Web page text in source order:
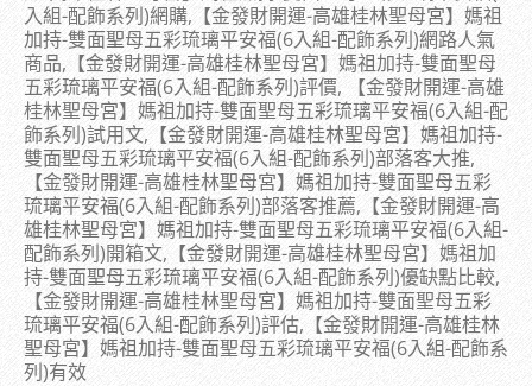
入組-配飾系列)網購,【金發財開運-高雄桂林聖母宮】媽祖
加持-雙面聖母五彩琉璃平安福(6入組-配飾系列)網路人氣
商品,【金發財開運-高雄桂林聖母宮】媽祖加持-雙面聖母
五彩琉璃平安福(6入組-配飾系列)評價, 【金發財開運-高雄
桂林聖母宮】媽祖加持-雙面聖母五彩琉璃平安福(6入組-配
飾系列)試用文,【金發財開運-高雄桂林聖母宮】媽祖加持-
雙面聖母五彩琉璃平安福(6入組-配飾系列)部落客大推,
【金發財開運-高雄桂林聖母宮】媽祖加持-雙面聖母五彩
琉璃平安福(6入組-配飾系列)部落客推薦,【金發財開運-高
雄桂林聖母宮】媽祖加持-雙面聖母五彩琉璃平安福(6入組-
配飾系列)開箱文,【金發財開運-高雄桂林聖母宮】媽祖加
持-雙面聖母五彩琉璃平安福(6入組-配飾系列)優缺點比較,
【金發財開運-高雄桂林聖母宮】媽祖加持-雙面聖母五彩
琉璃平安福(6入組-配飾系列)評估,【金發財開運-高雄桂林
聖母宮】媽祖加持-雙面聖母五彩琉璃平安福(6入組-配飾系
列)有效